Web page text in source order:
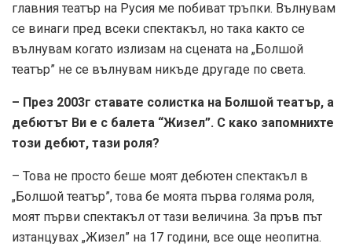
главния театър на Русия ме побиват тръпки. Вълнувам
се винаги пред всеки спектакъл, но така както се
вълнувам когато излизам на сцената на „Болшой
театър” не се вълнувам никъде другаде по света.
– През 2003г ставате солистка на Болшой театър, а
дебютът Ви е с балета “Жизел”. С како запомнихте
този дебют, тази роля?
– Това не просто беше моят дебютен спектакъл в
„Болшой театър”, това бе моята първа голяма роля,
моят първи спектакъл от тази величина. За пръв път
изтанцувах „Жизел” на 17 години, все още неопитна.